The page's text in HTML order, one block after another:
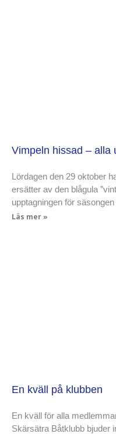
Vimpeln hissad – alla
Lördagen den 29 oktober
ersätter av den blågula
upptagningen för
Läs mer »
En kväll på klubben
En kväll för alla
Skärsätra Båtklubb bjuder